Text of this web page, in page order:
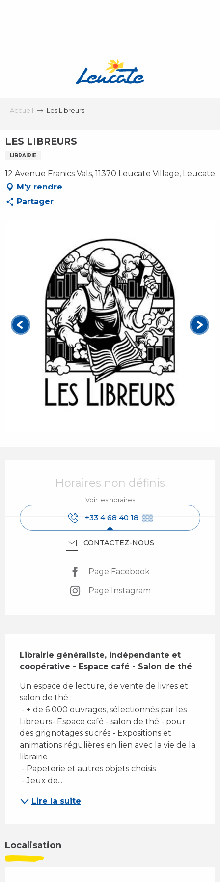
Accueil Les Libreurs
LES LIBREURS
LIBRAIRIE
12 Avenue Franics Vals, 11370 Leucate Village, Leucate
M'y rendre
Partager
Horaires non définis
Voir les horaires
+33 4 68 40 18 ▒▒
CONTACTEZ-NOUS
Page Facebook
Page Instagram
Librairie généraliste, indépendante et
coopérative - Espace café - Salon de thé
Un espace de lecture, de vente de livres et
salon de thé :
Libreurs- Espace café - salon de thé - pour
des grignotages sucrés - Expositions et
animations régulières en lien avec la vie de la
librairie
- Papeterie et autres objets choisis
- Jeux de...
Lire la suite
Localisation